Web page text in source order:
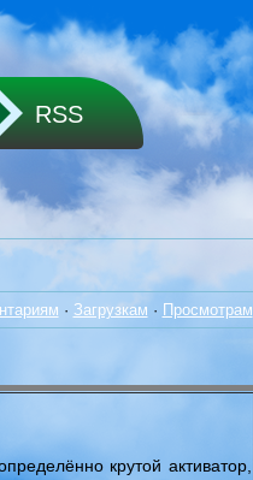
RSS
· Загрузкам · Просмотрам
крутой активатор,